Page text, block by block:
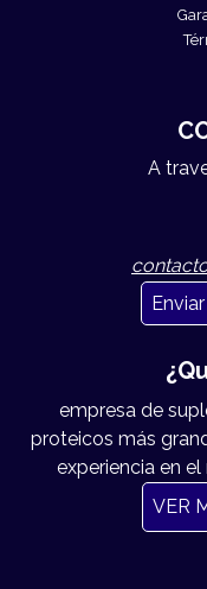
A
empresa de
proteicos más
experiencia en
VER